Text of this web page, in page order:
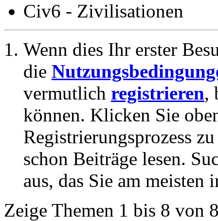
Civ6 - Zivilisationen
Wenn dies Ihr erster
die
vermutlich registrieren,
können. Klicken Sie
Registrierungsprozess
schon Beiträge lesen.
aus, das Sie am meisten
Zeige Themen 1 bis 8 von